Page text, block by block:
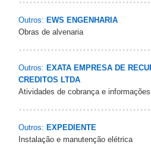
Outros: EWS ENGENHARIA
Obras de alvenaria
Outros: EXATA EMPRESA DE
CREDITOS LTDA
Atividades de cobrança e
Outros: EXPEDIENTE
Instalação e manutenção elétrica